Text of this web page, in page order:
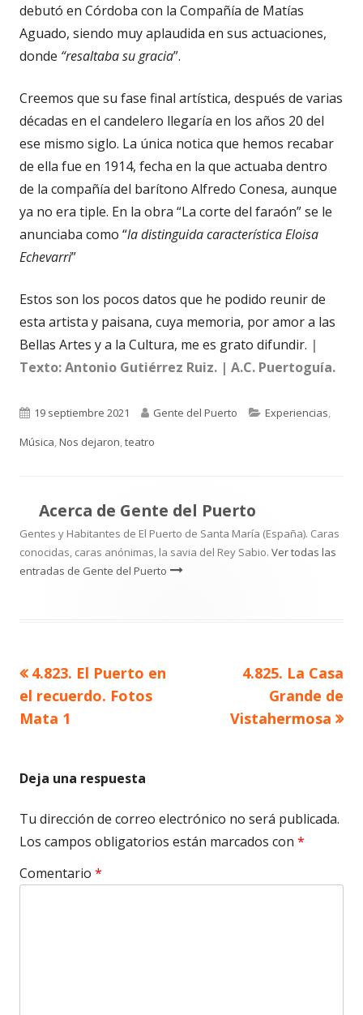
debutó en Córdoba con la Compañía de Matías
Aguado, siendo muy aplaudida en sus actuaciones,
donde “resaltaba su gracia”.
Creemos que su fase final artística, después de varias
décadas en el candelero llegaría en los años 20 del
ese mismo siglo. La única notica que hemos recabar
de ella fue en 1914, fecha en la que actuaba dentro
de la compañía del barítono Alfredo Conesa, aunque
ya no era tiple. En la obra “La corte del faraón” se le
anunciaba como “la distinguida característica Eloisa
Echevarri”
Estos son los pocos datos que he podido reunir de
esta artista y paisana, cuya memoria, por amor a las
Bellas Artes y a la Cultura, me es grato difundir. |
Texto: Antonio Gutiérrez Ruiz. | A.C. Puertoguía.
Publicado
el
19 septiembre 2021 Autor
Gente del Puerto Categorías
Experiencias,
Música,Nos dejaron,teatro
Acerca de Gente del Puerto
Gentes y Habitantes de El Puerto de Santa María (España). Caras
conocidas, caras anónimas, la savia del Rey Sabio. Ver todas las
entradas de Gente del Puerto
Navegación
de
Artículo
anterior
4.823. El Puerto en
el recuerdo. Fotos
Mata 1
Artículo
siguiente
4.825. La Casa
Grande de
Vistahermosa
Deja una respuesta
Tu dirección de correo electrónico no será publicada.
Los campos obligatorios están marcados con *
Comentario *